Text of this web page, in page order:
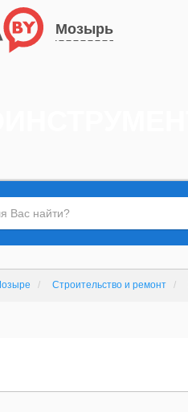
Мозырь
Строительство и ремонт